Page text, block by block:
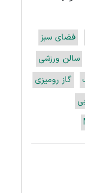
فضای سبز
سالن ورزشی
گاز رومیزی